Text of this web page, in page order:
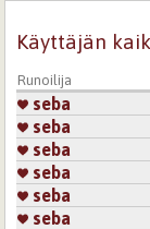
Käyttäjän
Runoilija
seba
seba
seba
seba
seba
seba